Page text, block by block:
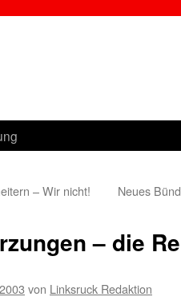
– Wir nicht! Neues
– die
von Linksruck Redaktion